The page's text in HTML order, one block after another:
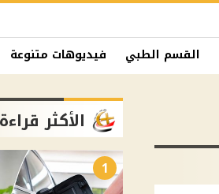
القسم الطبي فيديوهات متنوعة
الأكثر قراءة
1